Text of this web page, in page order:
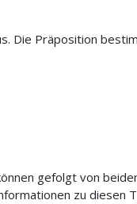
Die Präposition
gefolgt von
zu diesen